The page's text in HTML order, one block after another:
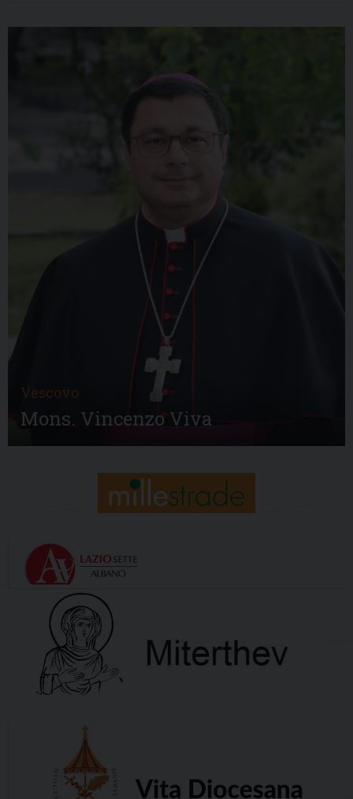
Vescovo
Mons. Vincenzo Viva